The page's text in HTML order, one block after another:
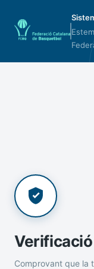
Comprovant que la